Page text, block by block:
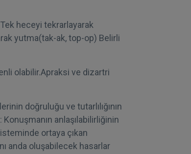
heceyi tekrarlayarak
yutma(tak-ak, top-op) Belirli
olabilir.Apraksi ve dizartri
doğruluğu ve tutarlılığının
anlaşılabilirliğinin
ortaya çıkan
anda oluşabilecek hasarlar